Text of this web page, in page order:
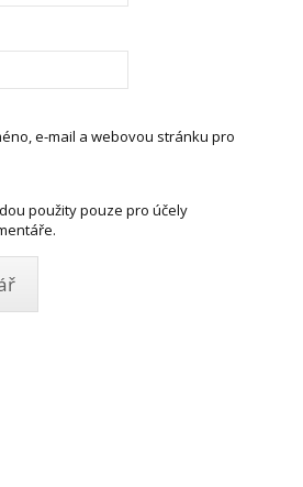
e-mail a webovou stránku pro
použity pouze pro účely